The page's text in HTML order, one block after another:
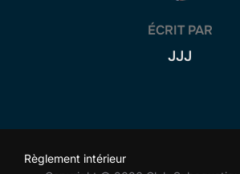
ÉCRIT PAR
JJJ
Règlement intérieur